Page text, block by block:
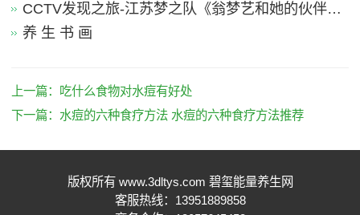
CCTV发现之旅-江苏梦之队《翁梦艺和她的伙伴
们》
养 生 书 画
上一篇：
吃什么食物对水痘有好处
下一篇： 水痘的六种食疗方法 水痘的六种食疗方法推荐
版权所有 www.3dltys.com 碧玺能量养生网
客服热线：13951889858